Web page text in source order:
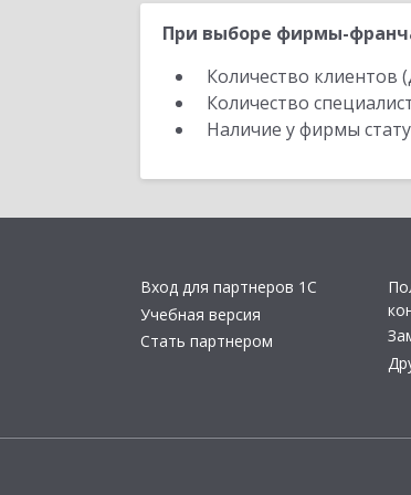
При выборе фирмы-
Количество
Количество
Наличие у фирмы
Вход для партнеров 1С
Учебная версия
Стать партнером